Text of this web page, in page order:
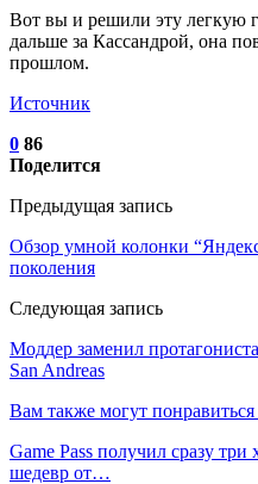
Вот вы и решили эту легкую
дальше за Кассандрой, она
прошлом.
Источник
0 86
Поделится
Предыдущая запись
Обзор умной колонки
поколения
Следующая запись
Моддер заменил
San Andreas
Вам также могут понравиться
Game Pass получил сразу
шедевр от…